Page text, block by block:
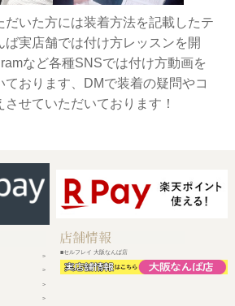
だいた方には装着方法を記載したテ
ば実店舗では付け方レッスンを開
など各種SNSでは付け方動画を
ております、DMで装着の疑問やコ
せていただいております！
■セルフレイ 大阪なんば店